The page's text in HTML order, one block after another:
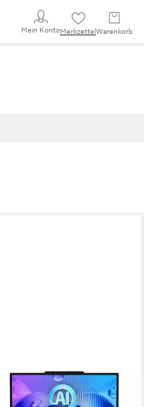
Mein KontoMerkzettel Warenkorb
Venture Pro 17 AI A1UDXG-